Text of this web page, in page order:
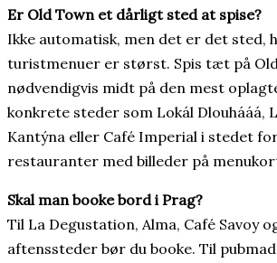
Er Old Town et dårligt sted at spise?
Ikke automatisk, men det er det sted,
turistmenuer er størst. Spis tæt på
nødvendigvis midt på den mest
konkrete steder som Lokál Dlouhááá,
Kantýna eller Café Imperial i stedet
restauranter med billeder på
Skal man booke bord i Prag?
Til La Degustation, Alma, Café Savoy
aftenssteder bør du booke. Til